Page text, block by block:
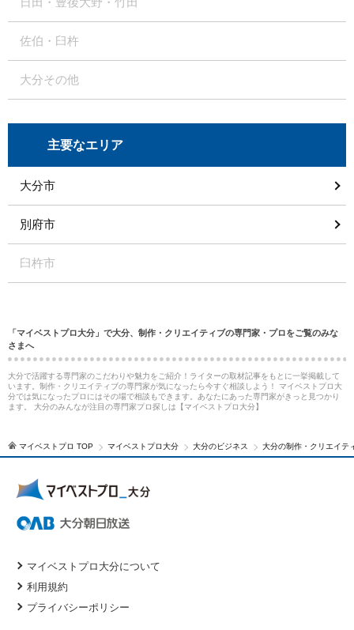
佐伯・臼杵
大分その他
主要なエリア
大分市
別府市
臼杵市
「マイベストプロ大分」で大分、制作・クリエイティブの専門家・プロをご覧のみな
さまへ
大分で活躍する専門家のこだわりや魅力をご紹介！ライターの取材記事をもとに一挙掲載して
います。制作・クリエイティブの専門家が気になったら今すぐ相談しよう！ マイベストプロ大
分では気になったプロにはその場で相談もできます。あなたにあった専門家がきっと見つかり
ます。 大分のみんなが注目の専門家プロ探しは【マイベストプロ大分】
マイベストプロ TOP マイベストプロ大分 大分のビジネス 大分の制作・クリエイテ
マイベストプロ大分について
利用規約
プライバシーポリシー